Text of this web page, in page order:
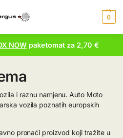
0
NOWpaketomat za 2,70 €
i raznu namjenu. Auto Moto
vozila poznatih europskih
pronaći proizvod koji tražite u